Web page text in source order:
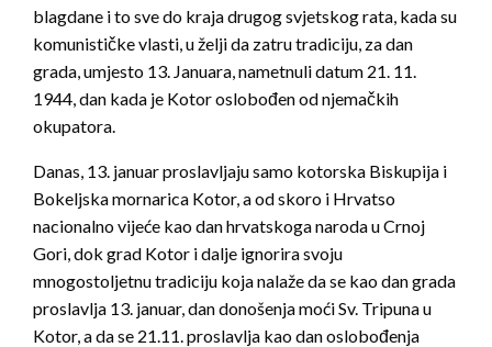
blagdane i to sve do kraja drugog svjetskog rata, kada su
komunističke vlasti, u želji da zatru tradiciju, za dan
grada, umjesto 13. Januara, nametnuli datum 21. 11.
1944, dan kada je Kotor oslobođen od njemačkih
okupatora.
Danas, 13. januar proslavljaju samo kotorska Biskupija i
Bokeljska mornarica Kotor, a od skoro i Hrvatso
nacionalno vijeće kao dan hrvatskoga naroda u Crnoj
Gori, dok grad Kotor i dalje ignorira svoju
mnogostoljetnu tradiciju koja nalaže da se kao dan grada
proslavlja 13. januar, dan donošenja moći Sv. Tripuna u
Kotor, a da se 21.11. proslavlja kao dan oslobođenja